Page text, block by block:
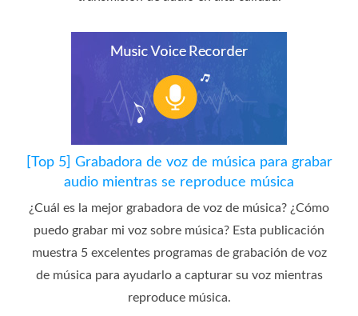
[Top 5] Grabadora de voz de música para grabar
audio mientras se reproduce música
¿Cuál es la mejor grabadora de voz de música? ¿Cómo
puedo grabar mi voz sobre música? Esta publicación
muestra 5 excelentes programas de grabación de voz
de música para ayudarlo a capturar su voz mientras
reproduce música.